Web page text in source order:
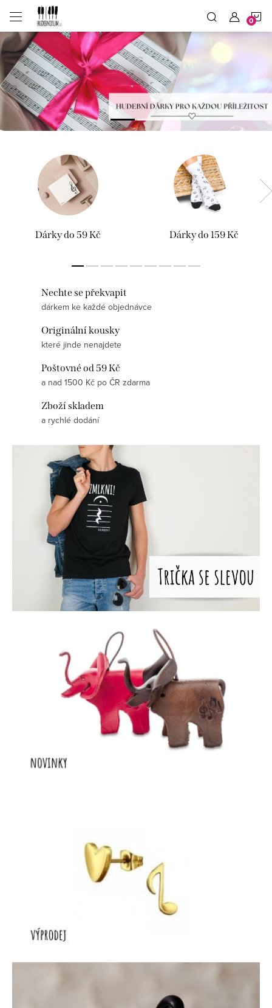
obsah
N
á
š
p
ř
Předchozí
Dárky do 59 Kč Dárky do 159 Kč
Nechte se překvapit
dárkem ke každé objednávce
Originální kousky
které jinde nenajdete
Poštovné od 59 Kč
a nad 1500 Kč po ČR zdarma
Zboží skladem
a rychlé dodání